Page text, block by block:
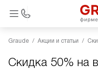
Graude Акции и статьи
Скидка 50% на